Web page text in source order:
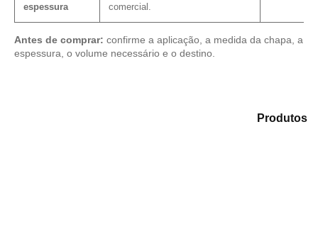
espessura
comercial.
Antes de comprar: confirme a aplicação, a medida da chapa, a
espessura, o volume necessário e o destino.
Produtos